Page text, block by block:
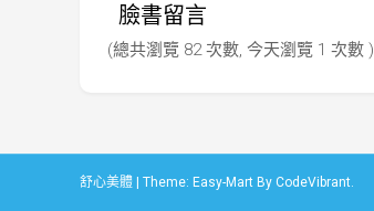
臉書留言
(總共瀏覽 82 次數, 今天瀏覽 1 次數 )
舒心美體 Theme: Easy-Mart By CodeVibrant.